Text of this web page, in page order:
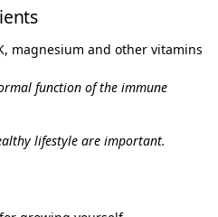
magnesium and other vitamins
function of the immune
lifestyle are important.